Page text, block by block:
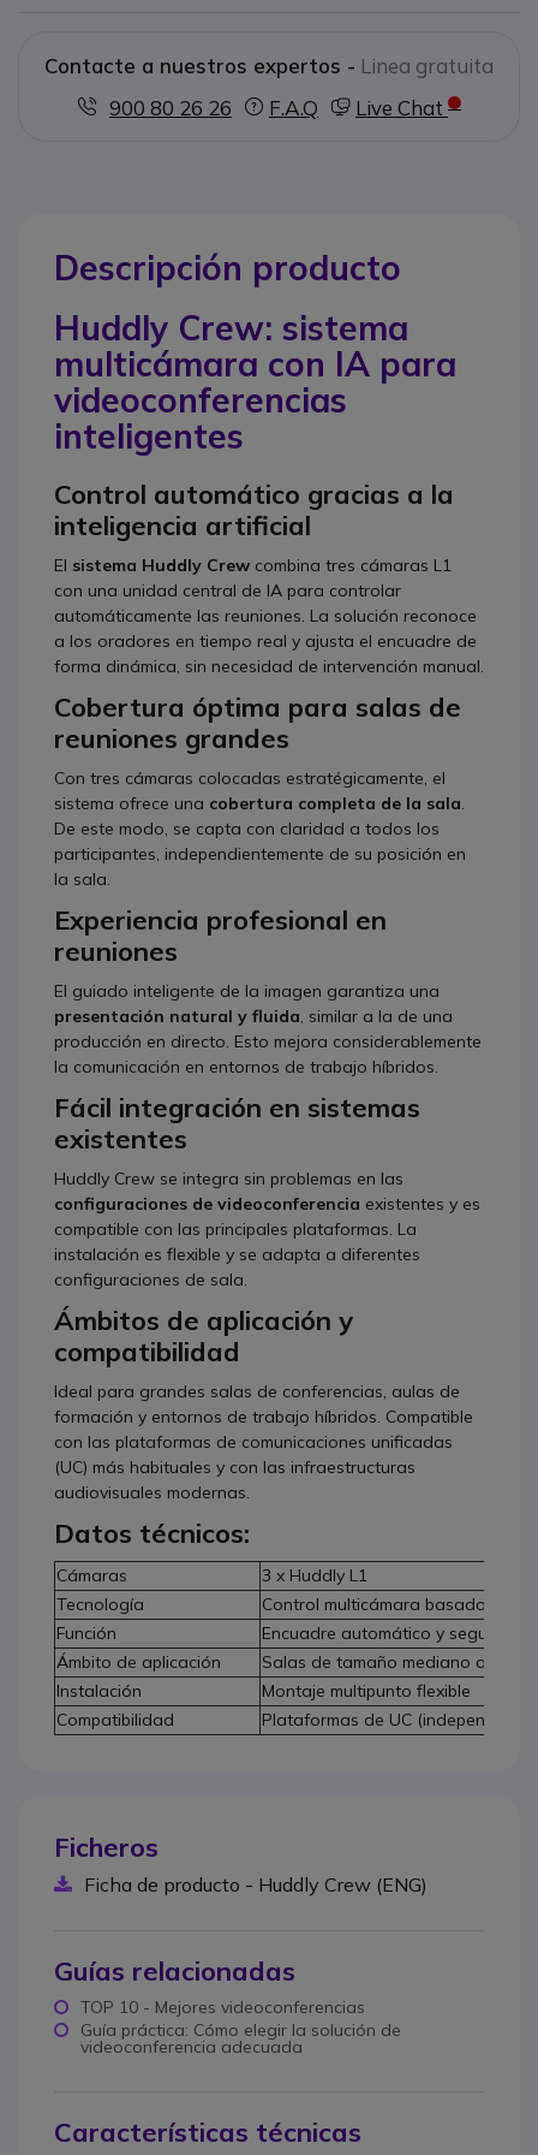
Contacte a nuestros expertos - Linea gratuita
900 80 26 26
F.A.Q Live Chat
Descripción producto
Huddly Crew: sistema
multicámara con IA para
videoconferencias
inteligentes
Control automático gracias a la
inteligencia artificial
El sistema Huddly Crew combina tres cámaras L1
con una unidad central de IA para controlar
automáticamente las reuniones. La solución reconoce
a los oradores en tiempo real y ajusta el encuadre de
forma dinámica, sin necesidad de intervención manual.
Cobertura óptima para salas de
reuniones grandes
Con tres cámaras colocadas estratégicamente, el
sistema ofrece una cobertura completa de la sala.
De este modo, se capta con claridad a todos los
participantes, independientemente de su posición en
la sala.
Experiencia profesional en
reuniones
El guiado inteligente de la imagen garantiza una
presentación natural y fluida, similar a la de una
producción en directo. Esto mejora considerablemente
la comunicación en entornos de trabajo híbridos.
Fácil integración en sistemas
existentes
Huddly Crew se integra sin problemas en las
configuraciones de videoconferencia existentes y es
compatible con las principales plataformas. La
instalación es flexible y se adapta a diferentes
configuraciones de sala.
Ámbitos de aplicación y
compatibilidad
Ideal para grandes salas de conferencias, aulas de
formación y entornos de trabajo híbridos. Compatible
con las plataformas de comunicaciones unificadas
(UC) más habituales y con las infraestructuras
audiovisuales modernas.
Datos técnicos:
Cámaras
3 x Huddly L1
Tecnología
Control multicámara basado en IA
Función
Encuadre automático y
Ámbito de aplicación
Salas de tamaño mediano a
Instalación
Montaje multipunto flexible
Compatibilidad
Plataformas de UC
Ficheros
Ficha de producto - Huddly Crew (ENG)
Guías relacionadas
TOP 10 - Mejores videoconferencias
Guía práctica: Cómo elegir la solución de
videoconferencia adecuada
Características técnicas